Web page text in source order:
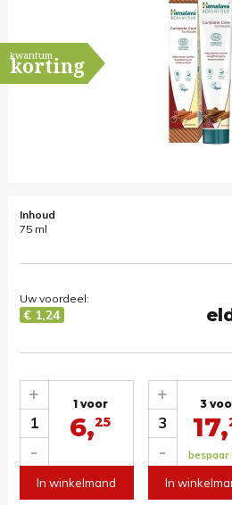
kwantum
korting
Inhoud
75 ml
Uw voordeel:
€ 1,24
1
-
+ 1 voor
6,25
In winkelmand
3
-
+ 3
17,
bespaar
In